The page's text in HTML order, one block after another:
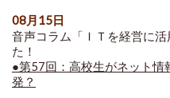
08月15日
音声コラム「ＩＴを経営に
た！
●第57回：高校生がネット情
発？